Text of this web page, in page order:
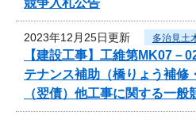
2023年12月25日更新 多治見土
【建設工事】工維第MK07
テナンス補助（橋りょう補修
（翌債）他工事に関する一般